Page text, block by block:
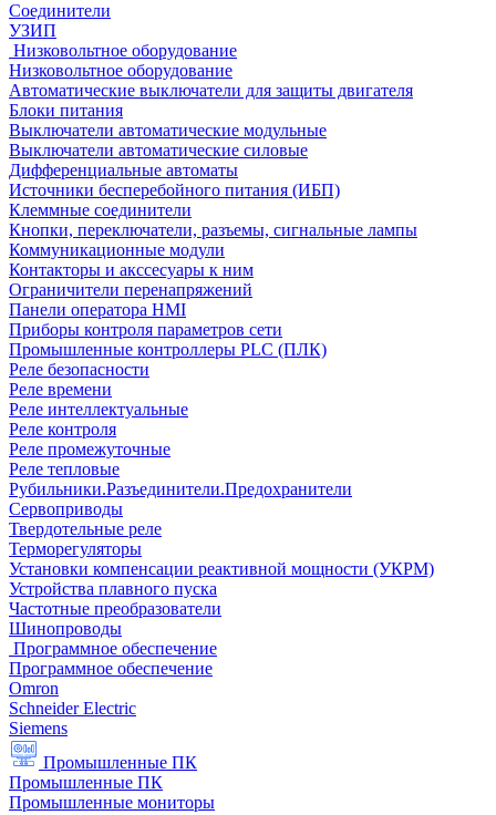
Соединители
УЗИП
Низковольтное оборудование
Низковольтное оборудование
Автоматические выключатели для защиты двигателя
Блоки питания
Выключатели автоматические модульные
Выключатели автоматические силовые
Дифференциальные автоматы
Источники бесперебойного питания (ИБП)
Клеммные соединители
Кнопки, переключатели, разъемы, сигнальные лампы
Коммуникационные модули
Контакторы и акссесуары к ним
Ограничители перенапряжений
Панели оператора HMI
Приборы контроля параметров сети
Промышленные контроллеры PLC (ПЛК)
Реле безопасности
Реле времени
Реле интеллектуальные
Реле контроля
Реле промежуточные
Реле тепловые
Рубильники.Разъединители.Предохранители
Сервоприводы
Твердотельные реле
Терморегуляторы
Установки компенсации реактивной мощности (УКРМ)
Устройства плавного пуска
Частотные преобразователи
Шинопроводы
Программное обеспечение
Программное обеспечение
Omron
Schneider Electric
Siemens
Промышленные ПК
Промышленные ПК
Промышленные мониторы